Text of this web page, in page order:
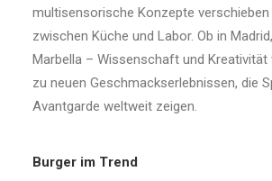
multisensorische Konzepte verschieben
zwischen Küche und Labor. Ob in
Marbella – Wissenschaft und Kreativität
zu neuen Geschmackserlebnissen, die
Avantgarde weltweit zeigen.
Burger im Trend